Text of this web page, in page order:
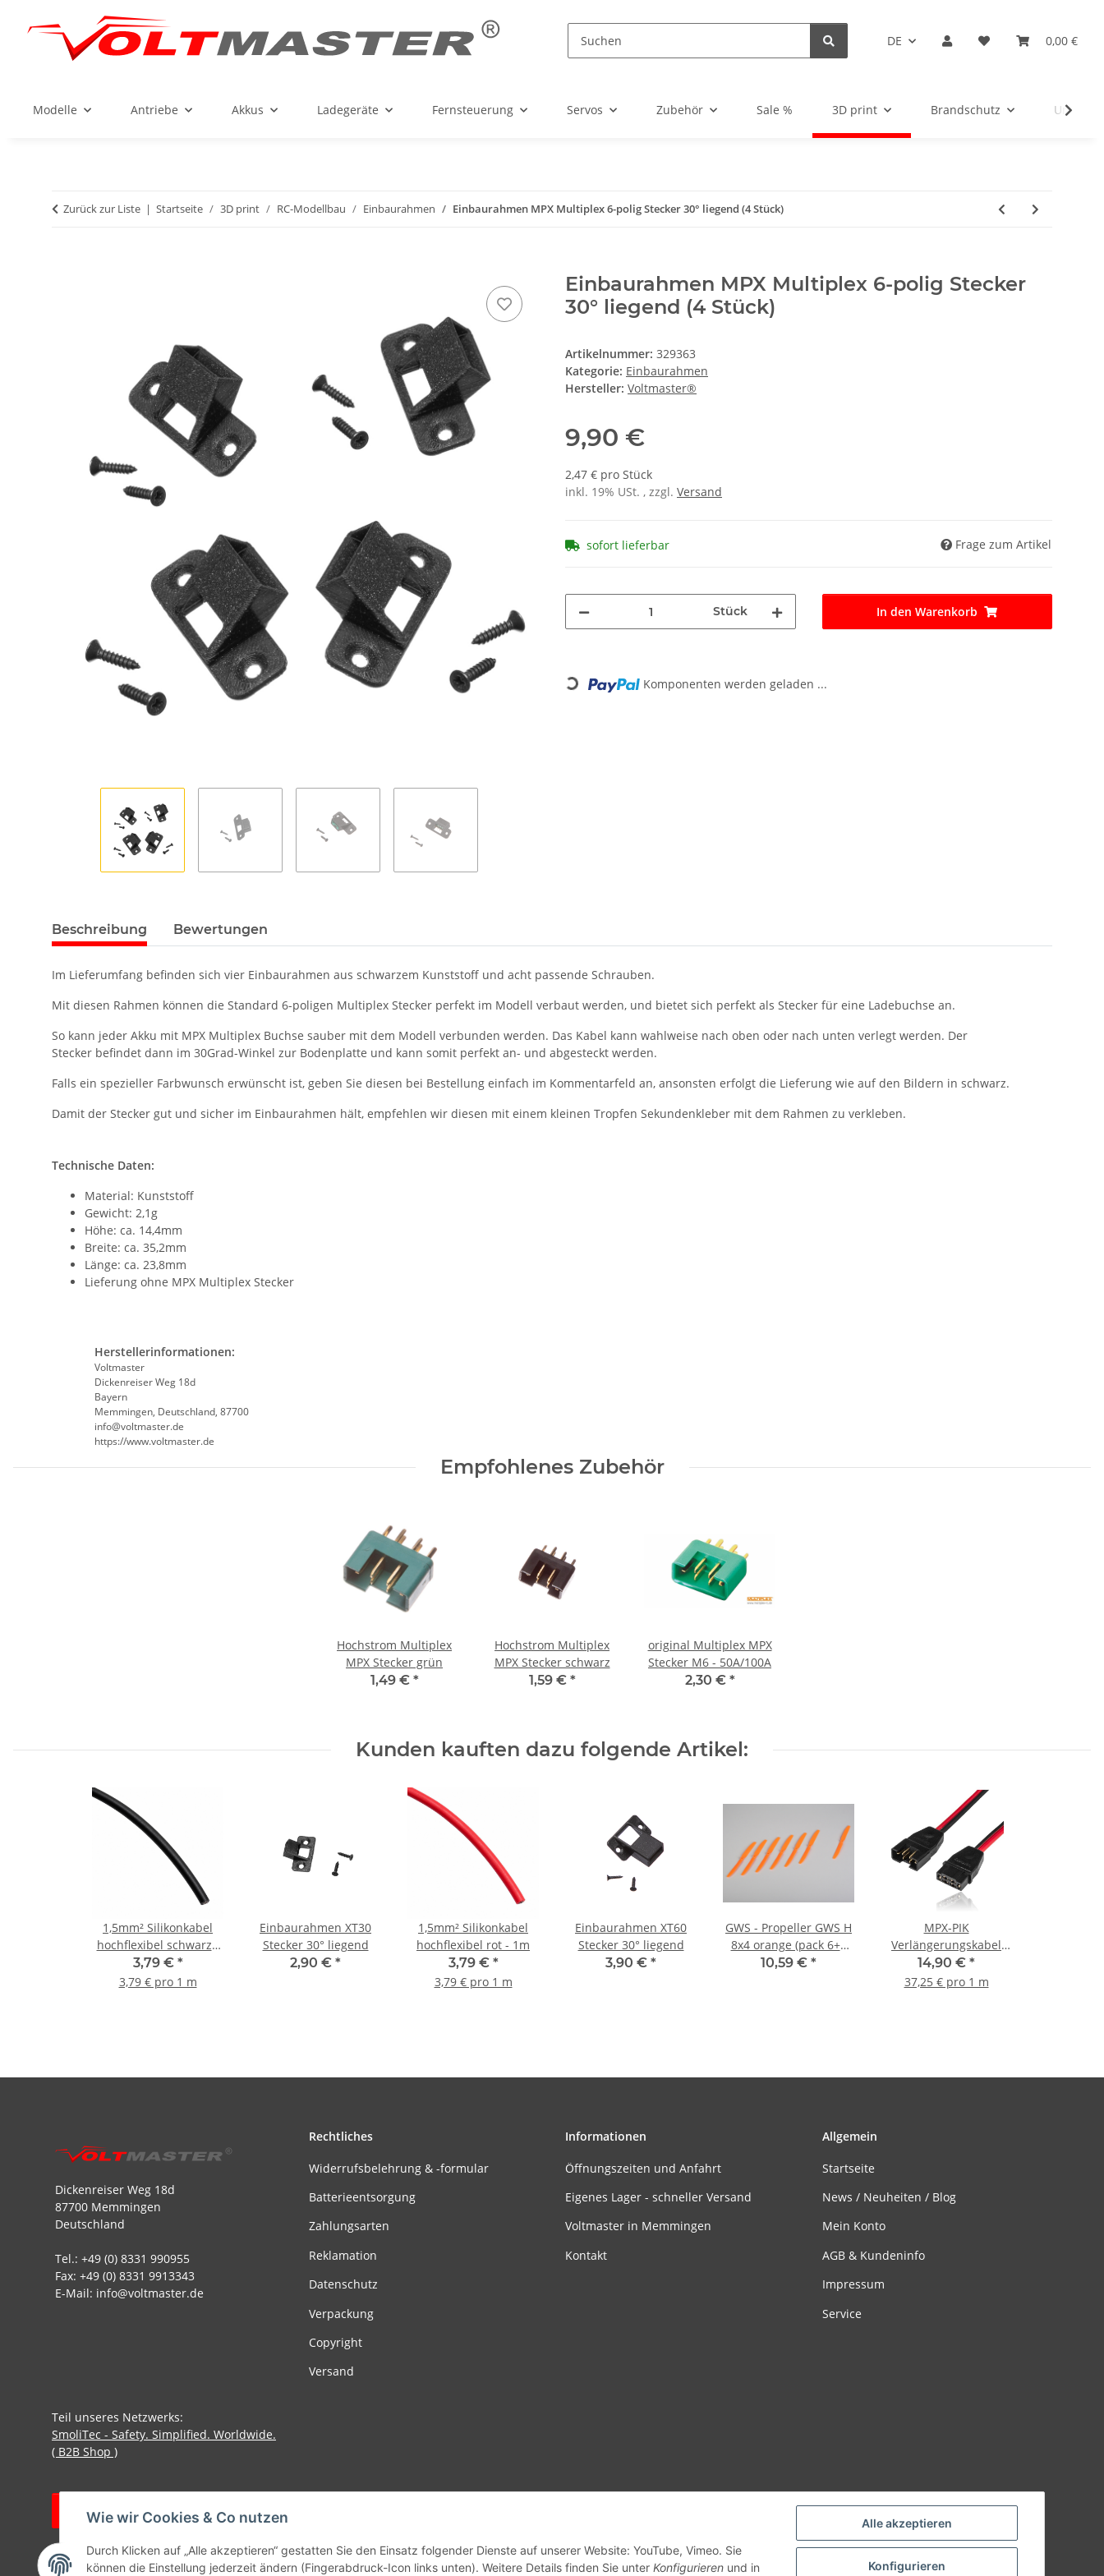
Alle akzeptieren
Konfigurieren
Wie wir Cookies & Co nutzen
Durch Klicken auf „Alle akzeptieren“ gestatten Sie den Einsatz folgender Dienste auf unserer Website: YouTube, Vimeo. Sie
können die Einstellung jederzeit ändern (Fingerabdruck-Icon links unten). Weitere Details finden Sie unter Konfigurieren und in
DE 0,00 €
Modelle Antriebe Akkus Ladegeräte Fernsteuerung Servos Zubehör Sale % 3D print Brandschutz
Zurück zur Liste Startseite 3D print RC-Modellbau Einbaurahmen Einbaurahmen MPX Multiplex 6-polig Stecker 30° liegend (4 Stück)
Einbaurahmen MPX Multiplex 6-polig Stecker
30° liegend (4 Stück)
Artikelnummer: 329363
Kategorie: Einbaurahmen
Hersteller: Voltmaster®
9,90 €
2,47 € pro Stück
inkl. 19% USt. , zzgl. Versand
sofort lieferbar Frage zum Artikel
Stück In den Warenkorb
Loading... Komponenten werden geladen ...
Beschreibung Bewertungen
Im Lieferumfang befinden sich vier Einbaurahmen aus schwarzem Kunststoff und acht passende Schrauben.
Mit diesen Rahmen können die Standard 6-poligen Multiplex Stecker perfekt im Modell verbaut werden, und bietet sich perfekt als Stecker für eine Ladebuchse an.
So kann jeder Akku mit MPX Multiplex Buchse sauber mit dem Modell verbunden werden. Das Kabel kann wahlweise nach oben oder nach unten verlegt werden. Der
Stecker befindet dann im 30Grad-Winkel zur Bodenplatte und kann somit perfekt an- und abgesteckt werden.
Falls ein spezieller Farbwunsch erwünscht ist, geben Sie diesen bei Bestellung einfach im Kommentarfeld an, ansonsten erfolgt die Lieferung wie auf den Bildern in schwarz.
Damit der Stecker gut und sicher im Einbaurahmen hält, empfehlen wir diesen mit einem kleinen Tropfen Sekundenkleber mit dem Rahmen zu verkleben.
Technische Daten:
Material: Kunststoff
Gewicht: 2,1g
Höhe: ca. 14,4mm
Breite: ca. 35,2mm
Länge: ca. 23,8mm
Lieferung ohne MPX Multiplex Stecker
Herstellerinformationen:
Voltmaster
Dickenreiser Weg 18d
Bayern
Memmingen, Deutschland, 87700
info@voltmaster.de
https://www.voltmaster.de
Empfohlenes Zubehör
Hochstrom Multiplex
MPX Stecker grün
1,49 € *
Hochstrom Multiplex
MPX Stecker schwarz
1,59 € *
original Multiplex MPX
Stecker M6 - 50A/100A
2,30 € *
Kunden kauften dazu folgende Artikel:
1,5mm² Silikonkabel
hochflexibel schwarz -
1m
3,79 € *
3,79 € pro 1 m
Einbaurahmen XT30
Stecker 30° liegend
2,90 € *
1,5mm² Silikonkabel
hochflexibel rot - 1m
3,79 € *
3,79 € pro 1 m
Einbaurahmen XT60
Stecker 30° liegend
3,90 € *
GWS - Propeller GWS H
8x4 orange (pack 6+1
FREE) (3EL2050v)
10,59 € *
MPX-PIK
Verlängerungskabel
2,5mm² - 40cm
14,90 € *
37,25 € pro 1 m
Dickenreiser Weg 18d
87700 Memmingen
Deutschland
Tel.: +49 (0) 8331 990955
Fax: +49 (0) 8331 9913343
E-Mail: info@voltmaster.de
Rechtliches
Widerrufsbelehrung & -formular
Batterieentsorgung
Zahlungsarten
Reklamation
Datenschutz
Verpackung
Copyright
Versand
Informationen
Öffnungszeiten und Anfahrt
Eigenes Lager - schneller Versand
Voltmaster in Memmingen
Kontakt
Allgemein
Startseite
News / Neuheiten / Blog
Mein Konto
AGB & Kundeninfo
Impressum
Service
Teil unseres Netzwerks:
SmoliTec - Safety. Simplified. Worldwide.
( B2B Shop )
Vertrag widerrufen